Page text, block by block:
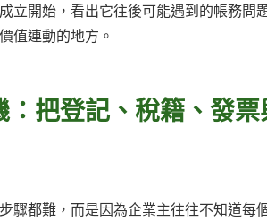
立開始，看出它往後可能遇到的帳務問
值連動的地方。
把登記、稅籍、發
驟都難，而是因為企業主往往不知道每